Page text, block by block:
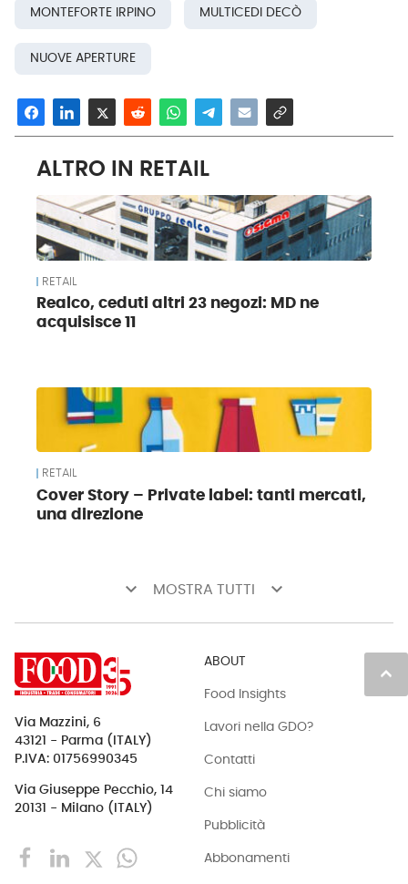
MONTEFORTE IRPINO MULTICEDI DECÒ
NUOVE APERTURE
ALTRO IN RETAIL
RETAIL
Realco, ceduti altri 23 negozi: MD ne
acquisisce 11
RETAIL
Cover Story – Private label: tanti mercati,
una direzione
keyboard_arrow_down MOSTRA TUTTI keyboard_arrow_down
keyboard_arrow_up
Via Mazzini, 6
43121 - Parma (ITALY)
P.IVA: 01756990345
Via Giuseppe Pecchio, 14
20131 - Milano (ITALY)
ABOUT
Food Insights
Lavori nella GDO?
Contatti
Chi siamo
Pubblicità
Abbonamenti